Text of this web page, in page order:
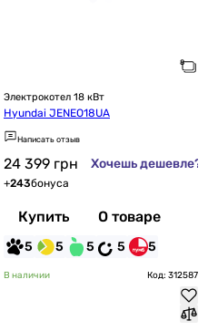
Электрокотел 18 кВт
Hyundai JENEO18UA
Написать отзыв
24 399 грн Хочешь дешевле?
+243бонуса
Купить О товаре
5 5 5 5 5
В наличии Код: 312587